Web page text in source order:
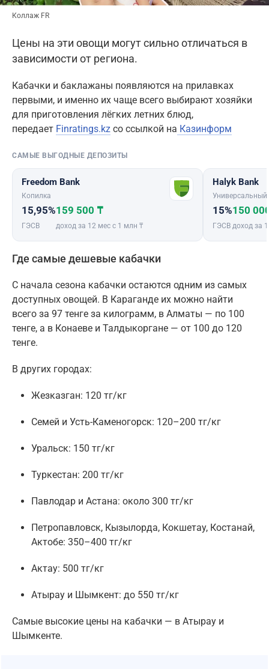
Коллаж FR
Цены на эти овощи могут сильно отличаться в
зависимости от региона.
Кабачки и баклажаны появляются на прилавках
первыми, и именно их чаще всего выбирают хозяйки
для приготовления лёгких летних блюд,
передает Finratings.kz со ссылкой на Казинформ
САМЫЕ ВЫГОДНЫЕ ДЕПОЗИТЫ
Freedom Bank
Копилка
15,95%
ГЭСВ
159 500 ₸
доход за 12 мес с 1 млн ₸
Halyk Bank
Универсальный
15%
ГЭСВ
150
доход за
Где самые дешевые кабачки
С начала сезона кабачки остаются одним из самых
доступных овощей. В Караганде их можно найти
всего за 97 тенге за килограмм, в Алматы — по 100
тенге, а в Конаеве и Талдыкоргане — от 100 до 120
тенге.
В других городах:
Жезказган: 120 тг/кг
Семей и Усть-Каменогорск: 120–200 тг/кг
Уральск: 150 тг/кг
Туркестан: 200 тг/кг
Павлодар и Астана: около 300 тг/кг
Петропавловск, Кызылорда, Кокшетау, Костанай,
Актобе: 350–400 тг/кг
Актау: 500 тг/кг
Атырау и Шымкент: до 550 тг/кг
Самые высокие цены на кабачки — в Атырау и
Шымкенте.